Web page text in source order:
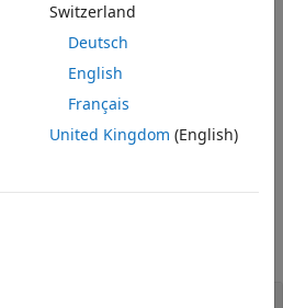
Switzerland
Deutsch
English
Français
United Kingdom (English)